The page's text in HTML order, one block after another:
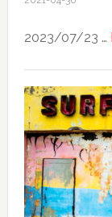
行
て
き
ま
し
た
2023/07/23 …